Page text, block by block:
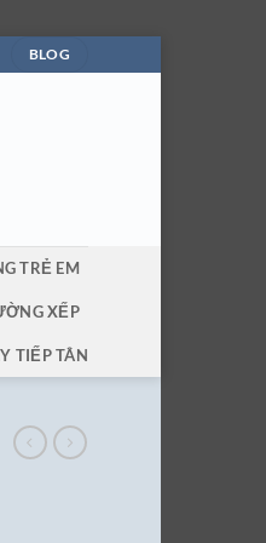
BLOG
TRẺ EM
XẾP
TIẾP TÂN